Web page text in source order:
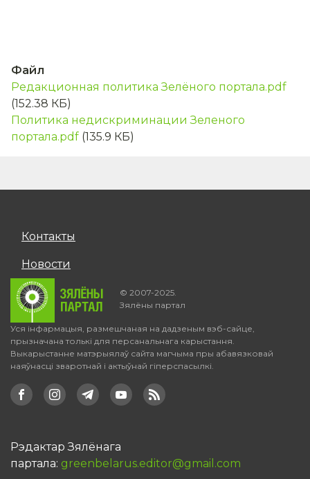
Файл
Редакционная политика Зелёного портала.pdf
(152.38 КБ)
Политика недискриминации Зеленого
портала.pdf (135.9 КБ)
Контакты
Новости
© 2007-2025.
Зялёны партал
Уся інфармацыя, размешчаная на дадзеным вэб-сайце,
прызначана толькі для персанальнага карыстання.
Выкарыстанне матэрыялаў сайта магчыма пры абавязковай
наяўнасці зваротнай і актыўнай гіперспасылкі.
Рэдактар Зялёнага
партала: greenbelarus.editor@gmail.com